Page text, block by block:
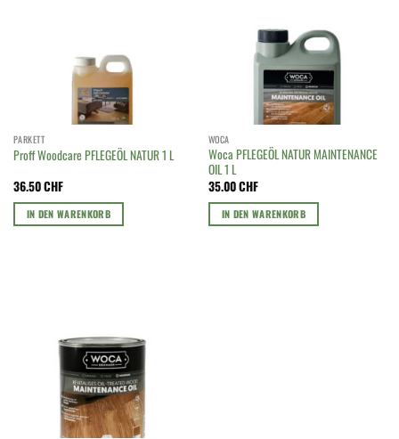
PARKETT
Proff Woodcare PFLEGEÖL NATUR 1 L
36.50CHF
IN DEN WARENKORB
WOCA
Woca PFLEGEÖL NATUR MAINTENANCE
OIL 1 L
35.00CHF
IN DEN WARENKORB